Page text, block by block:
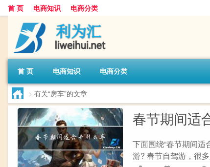
首 页 电商知识 电商分类
首 页 电商知识 电商分类
> 有关“房车”的文章
春节期间适
下面围绕“春节期间
游? 春节自驾游，很